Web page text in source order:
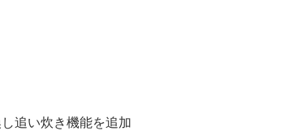
追い炊き機能を追加